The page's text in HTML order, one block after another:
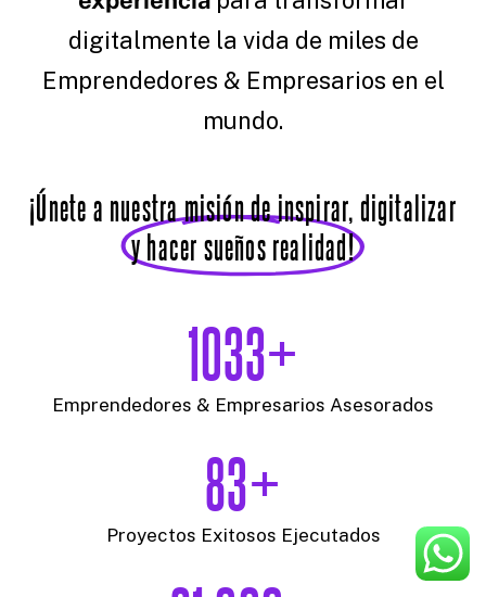
digitalmente la vida de miles de
Emprendedores & Empresarios en el
mundo.
¡Únete a nuestra misión de inspirar, digitalizar
y hacer sueños realidad!
1033+
Emprendedores & Empresarios Asesorados
83+
Proyectos Exitosos Ejecutados